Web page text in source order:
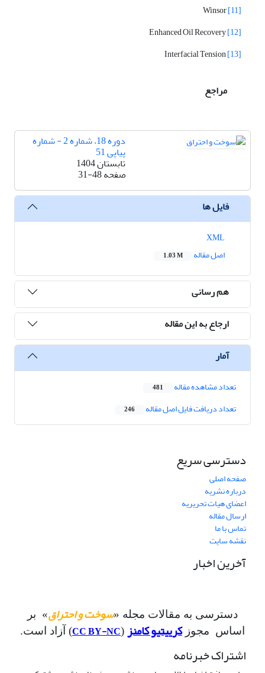
[11]
[12]
[13]
مراجع
دوره 18، شماره 2 - شماره
پیاپی 51
تابستان 1404
صفحه31-48
فایل ها
اصل مقاله
1.03 M
هم رسانی
ارجاع به این مقاله
آمار
تعداد مشاهده مقاله 481
تعداد دریافت فایل اصل مقاله 246
دسترسی سریع
صفحه اصلی
درباره نشریه
اعضای هیات تحریریه
ارسال مقاله
تماس با ما
نقشه سایت
آخرین اخبار
دسترسی به مقالات مجله «سوخت و احتراق» بر
اساس مجوزکرییتیو کامنز (
CC BY-NC) آزاد است.
اشتراک خبرنامه